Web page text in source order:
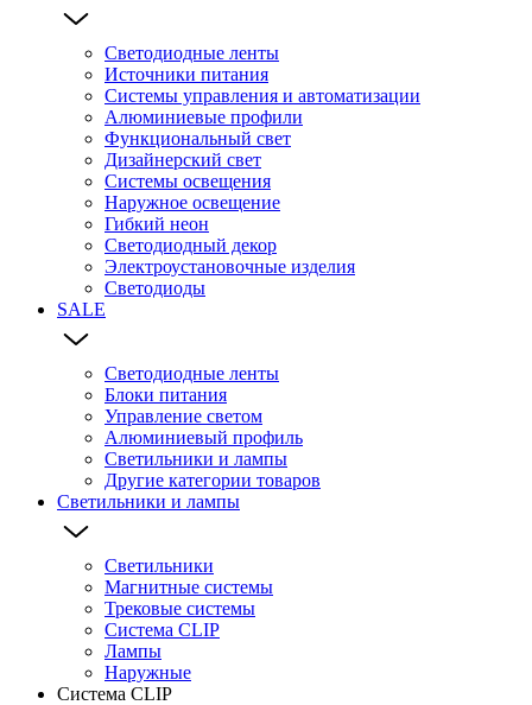
Светодиодные ленты
Источники питания
Системы управления и автоматизации
Алюминиевые профили
Функциональный свет
Дизайнерский свет
Системы освещения
Наружное освещение
Гибкий неон
Светодиодный декор
Электроустановочные изделия
Светодиоды
SALE
Светодиодные ленты
Блоки питания
Управление светом
Алюминиевый профиль
Светильники и лампы
Другие категории товаров
Светильники и лампы
Светильники
Магнитные системы
Трековые системы
Система CLIP
Лампы
Наружные
Система CLIP